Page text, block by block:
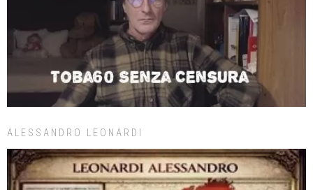
ALESSANDRO LEONARDI